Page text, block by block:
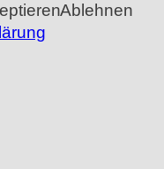
Ablehnen